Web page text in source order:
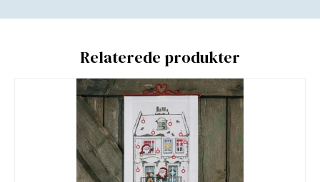
Relaterede produkter